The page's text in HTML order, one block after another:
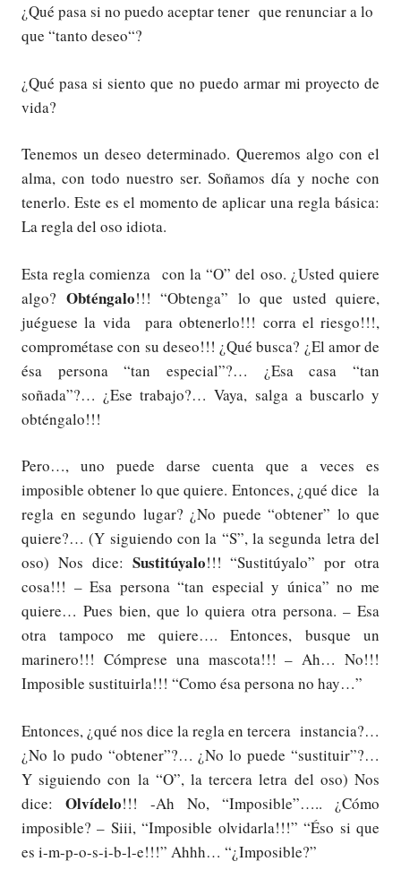
¿Qué pasa si no puedo aceptar tener que renunciar a lo
que “tanto deseo“?
¿Qué pasa si siento que no puedo armar mi proyecto de
vida?
Tenemos un deseo determinado. Queremos algo con el
alma, con todo nuestro ser. Soñamos día y noche con
tenerlo. Este es el momento de aplicar una regla básica:
La regla del oso idiota.
Esta regla comienza con la “O” del oso. ¿Usted quiere
algo? Obténgalo!!! “Obtenga” lo que usted quiere,
juéguese la vida para obtenerlo!!! corra el riesgo!!!,
comprométase con su deseo!!! ¿Qué busca? ¿El amor de
ésa persona “tan especial”?… ¿Esa casa “tan
soñada”?… ¿Ese trabajo?… Vaya, salga a buscarlo y
obténgalo!!!
Pero…, uno puede darse cuenta que a veces es
imposible obtener lo que quiere. Entonces, ¿qué dice la
regla en segundo lugar? ¿No puede “obtener” lo que
quiere?… (Y siguiendo con la “S”, la segunda letra del
oso) Nos dice: Sustitúyalo!!! “Sustitúyalo” por otra
cosa!!! – Esa persona “tan especial y única” no me
quiere… Pues bien, que lo quiera otra persona. – Esa
otra tampoco me quiere…. Entonces, busque un
marinero!!! Cómprese una mascota!!! – Ah… No!!!
Imposible sustituirla!!! “Como ésa persona no hay…”
Entonces, ¿qué nos dice la regla en tercera instancia?…
¿No lo pudo “obtener”?… ¿No lo puede “sustituir”?…
Y siguiendo con la “O”, la tercera letra del oso) Nos
dice: Olvídelo!!! -Ah No, “Imposible”….. ¿Cómo
imposible? – Siii, “Imposible olvidarla!!!” “Éso si que
es i-m-p-o-s-i-b-l-e!!!” Ahhh… “¿Imposible?”